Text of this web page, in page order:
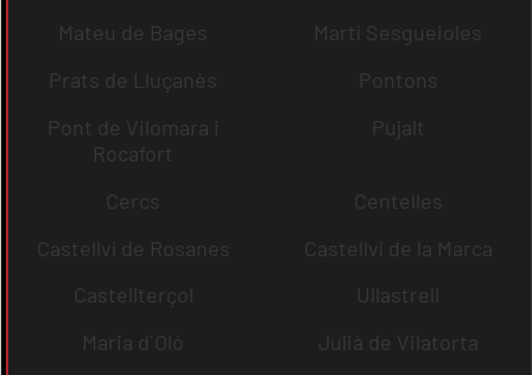
Mateu de Bages
Martí Sesgueioles
Prats de Lluçanès
Pontons
Pont de Vilomara i
Rocafort
Pujalt
Cercs
Centelles
Castellví de Rosanes
Castellví de la Marca
Castellterçol
Ullastrell
Maria d´Oló
Julià de Vilatorta